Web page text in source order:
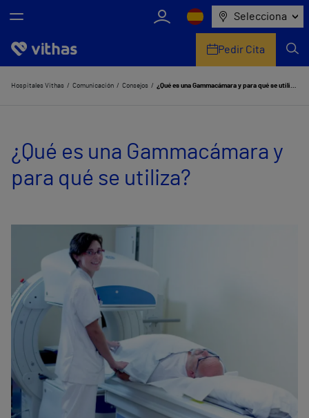
Selecciona
Nosotros
Servicios de salud
Equipo médico y asistencial
Comunicación
Pedir Cita
Hospitales Vithas Comunicación Consejos ¿Qué es una Gammacámara y para qué se utiliza?
¿Qué es una Gammacámara y
para qué se utiliza?